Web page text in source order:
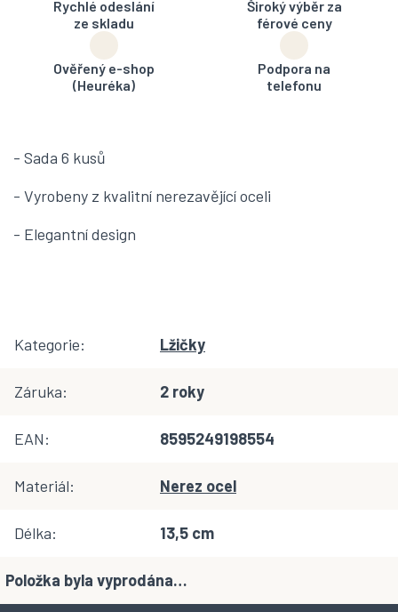
Rychlé odeslání
ze skladu
Široký výběr za
férové ceny
Ověřený e-shop
(Heuréka)
Podpora na
telefonu
- Sada 6 kusů
- Vyrobeny z kvalitní nerezavějící oceli
- Elegantní design
Kategorie: Lžičky
Záruka: 2 roky
EAN: 8595249198554
Materiál: Nerez ocel
Délka: 13,5 cm
Položka byla vyprodána…